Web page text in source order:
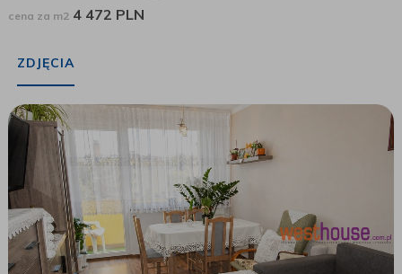
cena za m24 472 PLN
ZDJĘCIA